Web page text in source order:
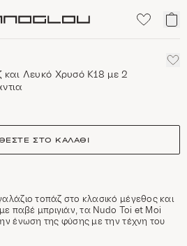
Το
και Λευκό Χρυσό Κ18 με 2
ΣΤΟ ΚΑΛΆΘΙ
τοπάζ στο κλασικό μέγεθος και
παβέ μπριγιάν, τα Nudo Toi et Moi
ένωση της φύσης με την τέχνη του